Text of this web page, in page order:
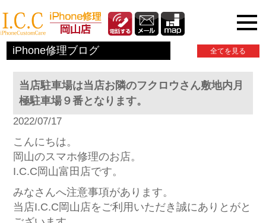
iPhone修理ブログ 全てを見る
当店駐車場は当店お隣のフクロウさん敷地内月
極駐車場９番となります。
2022/07/17
こんにちは。
岡山のスマホ修理のお店。
I.C.C岡山富田店です。
みなさんへ注意事項があります。
当店I.C.C岡山店をご利用いただき誠にありとがと